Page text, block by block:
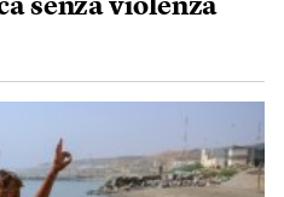
senza violenza